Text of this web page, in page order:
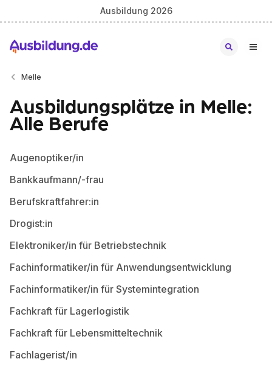
Ausbildung 2026
Melle
Ausbildungsplätze in Melle:
Alle Berufe
Augenoptiker/in
Bankkaufmann/-frau
Berufskraftfahrer:in
Drogist:in
Elektroniker/in für Betriebstechnik
Fachinformatiker/in für Anwendungsentwicklung
Fachinformatiker/in für Systemintegration
Fachkraft für Lagerlogistik
Fachkraft für Lebensmitteltechnik
Fachlagerist/in